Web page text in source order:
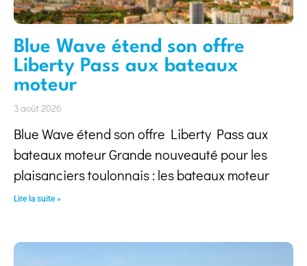
Blue Wave étend son offre
Liberty Pass aux bateaux
moteur
3 août 2026
Blue Wave étend son offre Liberty Pass aux
bateaux moteur Grande nouveauté pour les
plaisanciers toulonnais : les bateaux moteur
Lire la suite »